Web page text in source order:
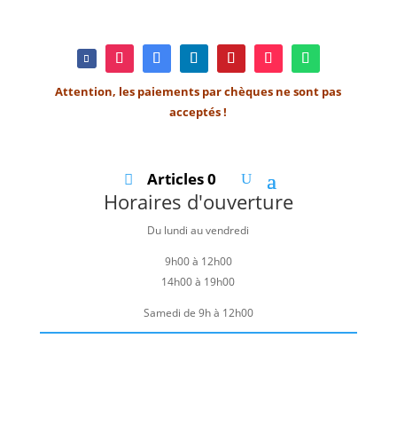
Attention, les paiements par chèques ne sont pas
acceptés !
Articles 0
Horaires d'ouverture
Du lundi au vendredi
9h00 à 12h00
14h00 à 19h00
Samedi de 9h à 12h00